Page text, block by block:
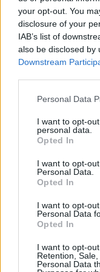
your opt-out. You
disclosure of your
IAB’s list of
also be disclosed by
Downstream
Personal Data
I want to opt-
personal data.
Opted In
I want to opt-
Personal Data.
Opted In
I want to opt-
Personal Data
Opted In
I want to opt-
Retention,
Personal Data
00:00